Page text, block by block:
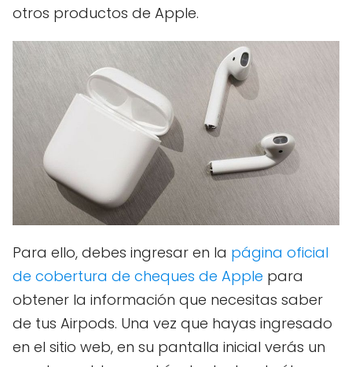
otros productos de Apple.
Para ello, debes ingresar en la página oficial
de cobertura de cheques de Apple para
obtener la información que necesitas saber
de tus Airpods. Una vez que hayas ingresado
en el sitio web, en su pantalla inicial verás un